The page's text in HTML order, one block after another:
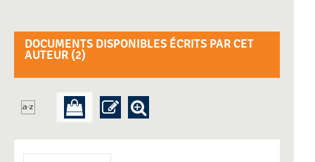
DOCUMENTS DISPONIBLES ÉCRITS PAR CET
AUTEUR (2)